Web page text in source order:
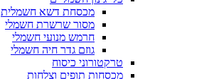
מכסחת דשא חשמלית
מסור שרשרת חשמלי
חרמש מנועי חשמלי
גוזם גדר חיה חשמלי
טרקטורוני כיסוח
מכסחות תופים וצלחות